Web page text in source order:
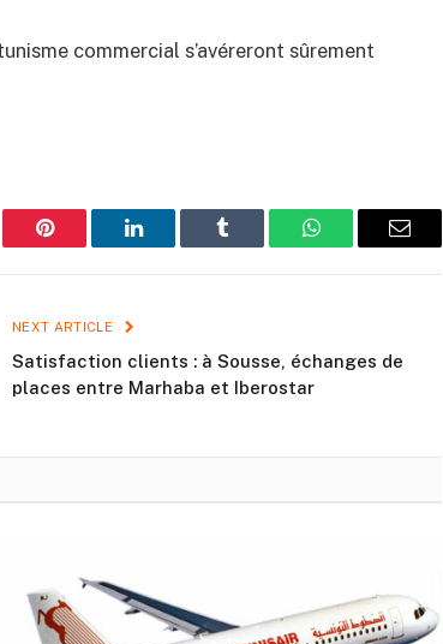
commercial s’avéreront sûrement
Pinterest LinkedIn Tumblr WhatsAppEmail
NEXT ARTICLE
Satisfaction clients : à Sousse, échanges de
places entre Marhaba et Iberostar